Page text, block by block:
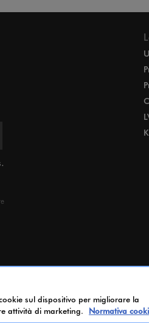
sul dispositivo per migliorare la
attività di marketing.
Normativa